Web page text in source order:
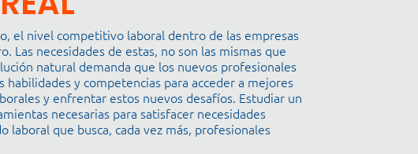
el nivel competitivo laboral dentro de las empresas
Las necesidades de estas, no son las mismas que
natural demanda que los nuevos profesionales
habilidades y competencias para acceder a mejores
y enfrentar estos nuevos desafíos. Estudiar un
necesarias para satisfacer necesidades
laboral que busca, cada vez más, profesionales